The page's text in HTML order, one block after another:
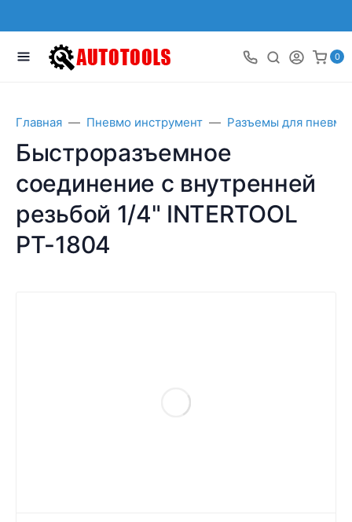
0
Главная Пневмо инструмент Разъемы для
Быстроразъемное
соединение с внутренней
резьбой 1/4" INTERTOOL
PT-1804